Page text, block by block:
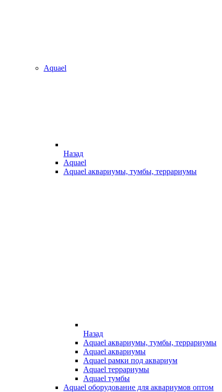
Aquael
Назад
Aquael
Aquael аквариумы, тумбы, террариумы
Назад
Aquael аквариумы, тумбы, террариумы
Aquael аквариумы
Aquael рамки под аквариум
Aquael террариумы
Aquael тумбы
Aquael оборудование для аквариумов оптом